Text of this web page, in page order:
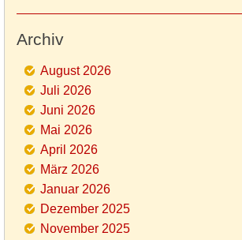
Archiv
August 2026
Juli 2026
Juni 2026
Mai 2026
April 2026
März 2026
Januar 2026
Dezember 2025
November 2025